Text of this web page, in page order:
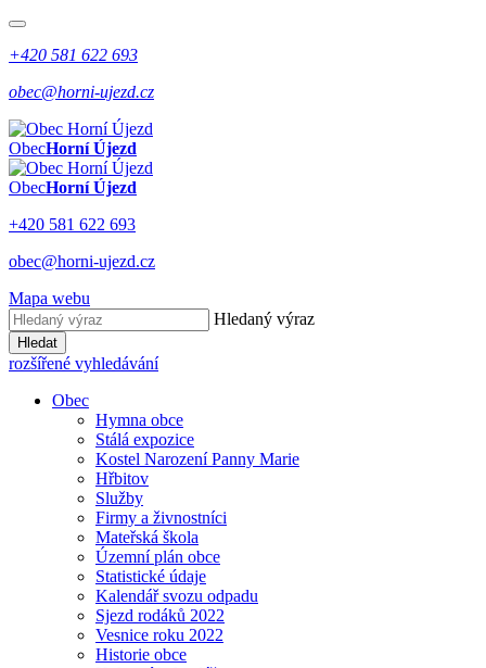
+420 581 622 693
obec@horni-ujezd.cz
ObecHorní Újezd
ObecHorní Újezd
+420 581 622 693
obec@horni-ujezd.cz
Mapa webu
Hledaný výraz
Hledat
rozšířené vyhledávání
Obec
Hymna obce
Stálá expozice
Kostel Narození Panny Marie
Hřbitov
Služby
Firmy a živnostníci
Mateřská škola
Územní plán obce
Statistické údaje
Kalendář svozu odpadu
Sjezd rodáků 2022
Vesnice roku 2022
Historie obce